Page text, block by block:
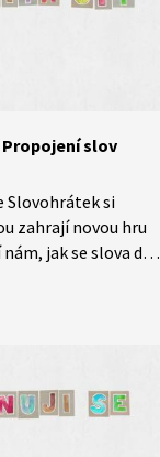
slov
Slovohrátek si
zahrají novou hru
nám, jak se slova dají
díle nazvaném